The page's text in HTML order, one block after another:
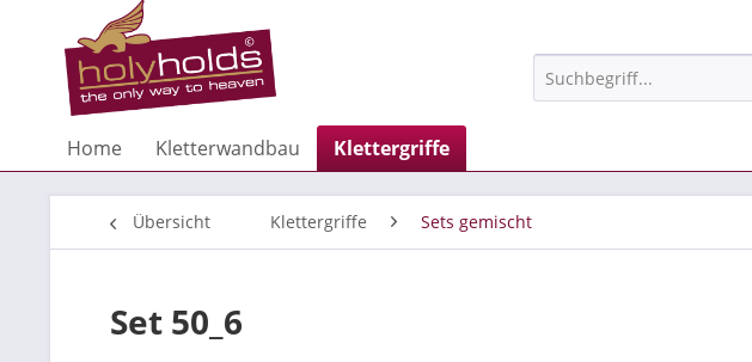
Home Kletterwandbau Klettergriffe
Übersicht Klettergriffe Sets gemischt
Set 50_6